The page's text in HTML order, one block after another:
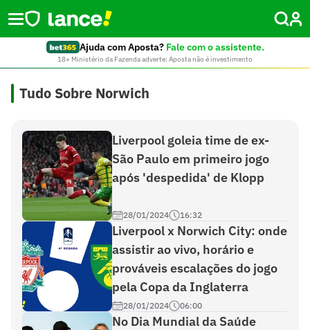
Ajuda com Aposta? Fale com o assistente.
18+ Ministério da Fazenda adverte: Aposta não é investimento
Tudo Sobre Norwich
Liverpool goleia time de ex-
São Paulo em primeiro jogo
após 'despedida' de Klopp
28/01/2024 16:32
Liverpool x Norwich City: onde
assistir ao vivo, horário e
prováveis escalações do jogo
pela Copa da Inglaterra
28/01/2024 06:00
No Dia Mundial da Saúde